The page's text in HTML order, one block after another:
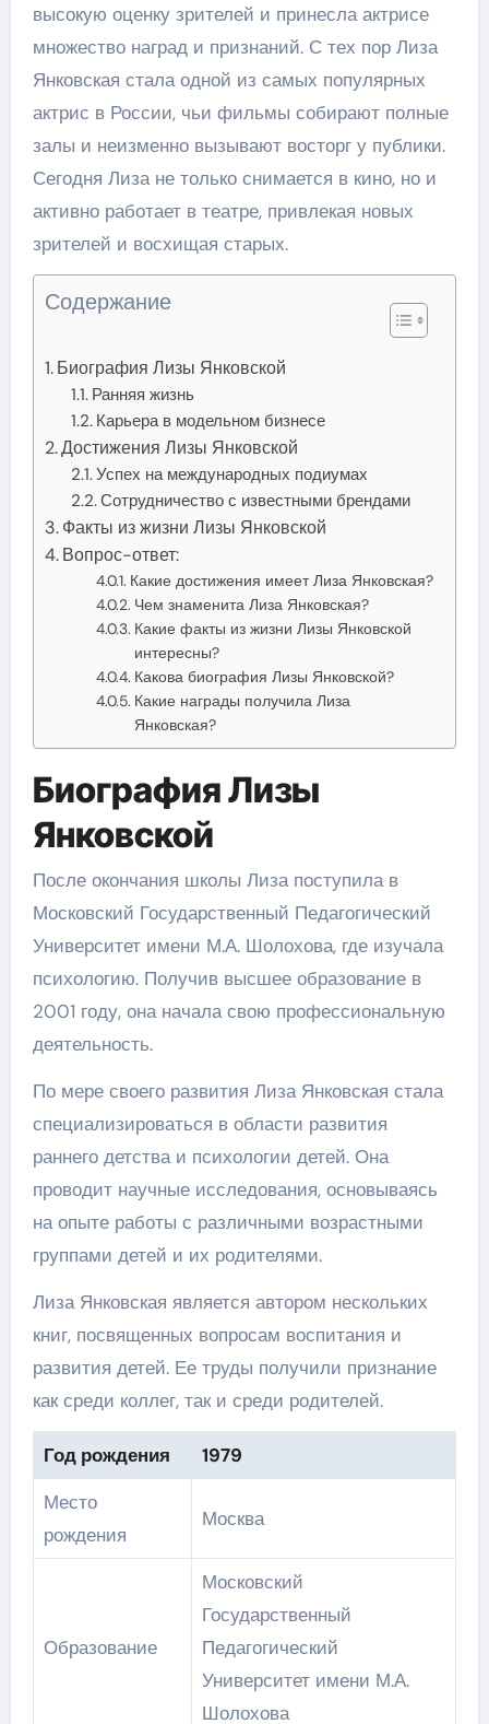
высокую оценку зрителей и принесла актрисе
множество наград и признаний. С тех пор Лиза
Янковская стала одной из самых популярных
актрис в России, чьи фильмы собирают полные
залы и неизменно вызывают восторг у публики.
Сегодня Лиза не только снимается в кино, но и
активно работает в театре, привлекая новых
зрителей и восхищая старых.
Содержание
Биография Лизы Янковской
Ранняя жизнь
Карьера в модельном бизнесе
Достижения Лизы Янковской
Успех на международных подиумах
Сотрудничество с известными брендами
Факты из жизни Лизы Янковской
Вопрос-ответ:
Какие достижения имеет Лиза Янковская?
Чем знаменита Лиза Янковская?
Какие факты из жизни Лизы Янковской
интересны?
Какова биография Лизы Янковской?
Какие награды получила Лиза
Янковская?
Биография Лизы
Янковской
После окончания школы Лиза поступила в
Московский Государственный Педагогический
Университет имени М.А. Шолохова, где изучала
психологию. Получив высшее образование в
2001 году, она начала свою профессиональную
деятельность.
По мере своего развития Лиза Янковская стала
специализироваться в области развития
раннего детства и психологии детей. Она
проводит научные исследования, основываясь
на опыте работы с различными возрастными
группами детей и их родителями.
Лиза Янковская является автором нескольких
книг, посвященных вопросам воспитания и
развития детей. Ее труды получили признание
как среди коллег, так и среди родителей.
Год рождения
1979
Место
рождения
Москва
Образование
Московский
Государственный
Педагогический
Университет имени М.А.
Шолохова